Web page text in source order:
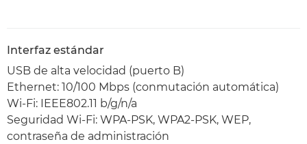
Interfaz estándar
USB de alta velocidad (puerto B)
Ethernet: 10/100 Mbps (conmutación automática)
Wi-Fi: IEEE802.11 b/g/n/a
Seguridad Wi-Fi: WPA-PSK, WPA2-PSK, WEP,
contraseña de administración